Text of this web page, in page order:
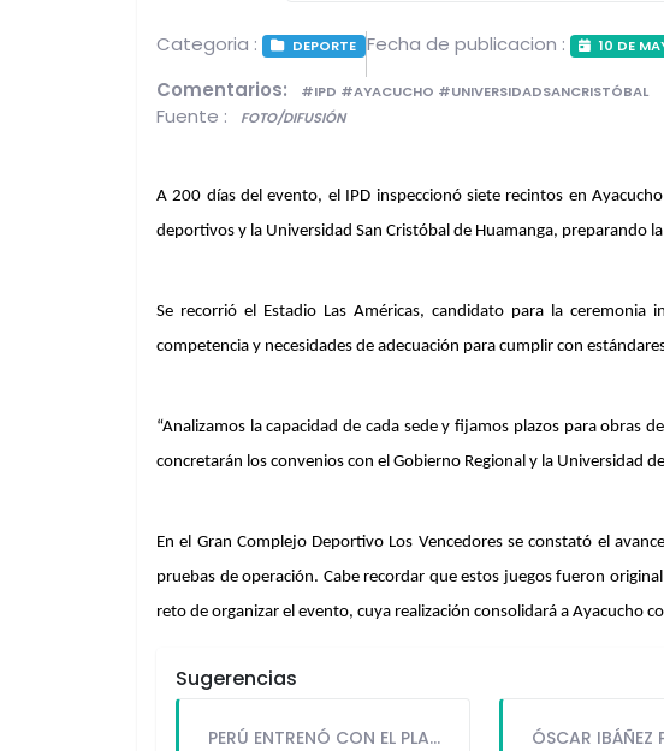
Categoria : DEPORTE Fecha de publicacion : 10 DE
Comentarios:
#IPD #AYACUCHO #UNIVERSIDADSANCRISTÓBAL
Fuente : FOTO/DIFUSIÓN
A 200 días del evento, el IPD inspeccionó siete recintos en
deportivos y la Universidad San Cristóbal de Huamanga, preparando
Se recorrió el Estadio Las Américas, candidato para la
competencia y necesidades de adecuación para cumplir con
“Analizamos la capacidad de cada sede y fijamos plazos para obras
concretarán los convenios con el Gobierno Regional y la Universidad
En el Gran Complejo Deportivo Los Vencedores se constató el
pruebas de operación. Cabe recordar que estos juegos fueron
reto de organizar el evento, cuya realización consolidará a Ayacucho
Sugerencias
PERÚ ENTRENÓ CON EL PLANTEL COMPLETO Y BUSCA DAR EL GOLPE FRENTE A URUGUAY